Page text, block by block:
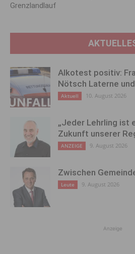
Grenzlandlauf
Alkotest positiv:
Nötsch Laterne
Aktuell 10. August 2026
„Jeder Lehrling ist
Zukunft unserer
ANZEIGE 9. August 2026
Zwischen
Leute 9. August 2026
Anzeige